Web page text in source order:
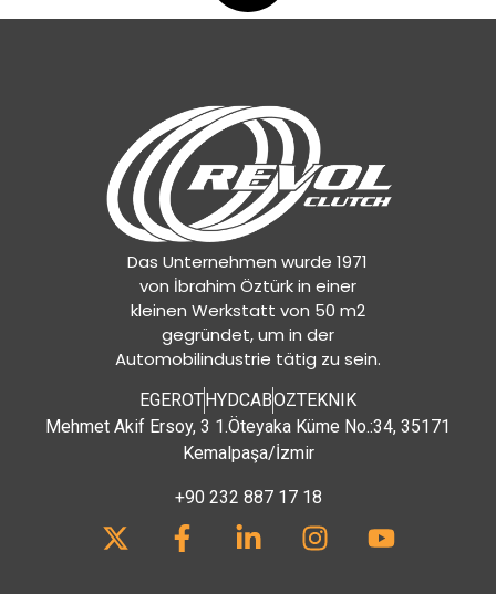
Das Unternehmen wurde 1971
von İbrahim Öztürk in einer
kleinen Werkstatt von 50 m2
gegründet, um in der
Automobilindustrie tätig zu sein.
EGEROTHYDCABOZTEKNIK
Mehmet Akif Ersoy, 3 1.Öteyaka Küme No.:34, 35171
Kemalpaşa/İzmir
+90 232 887 17 18